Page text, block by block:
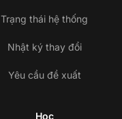
Trạng thái hệ thống
Nhật ký thay đổi
Yêu cầu đề xuất
Học